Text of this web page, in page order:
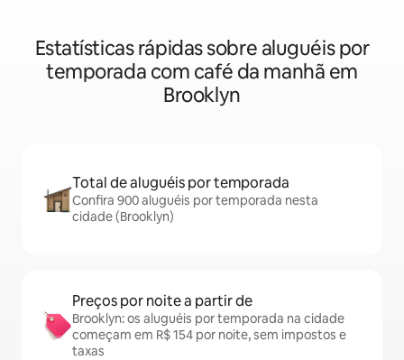
Estatísticas rápidas sobre aluguéis por
temporada com café da manhã em
Brooklyn
Total de aluguéis por temporada
Confira 900 aluguéis por temporada nesta
cidade (Brooklyn)
Preços por noite a partir de
Brooklyn: os aluguéis por temporada na cidade
começam em R$ 154 por noite, sem impostos e
taxas